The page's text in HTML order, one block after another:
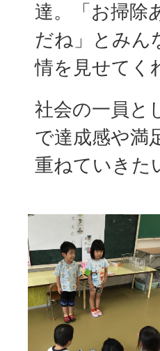
達。「お掃除
だね」とみん
情を見せてく
社会の一員と
で達成感や満
重ねていきた